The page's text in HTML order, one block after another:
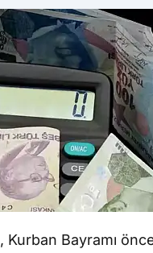
, Kurban Bayramı